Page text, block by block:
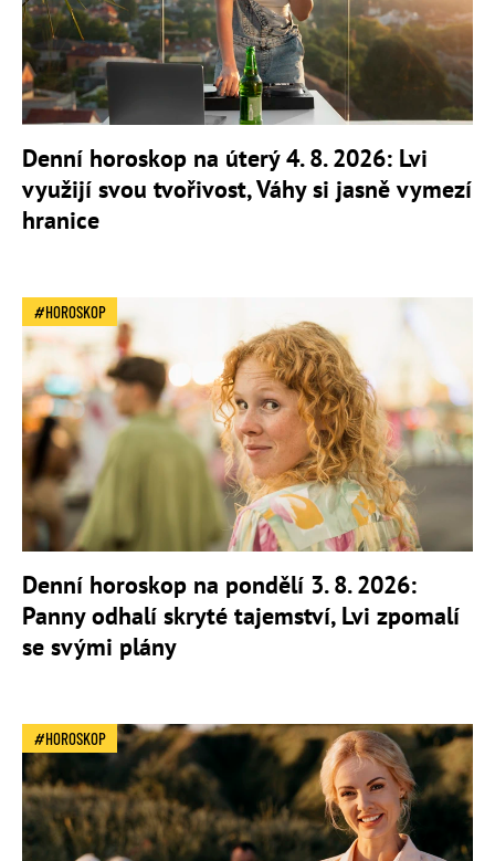
Denní horoskop na úterý 4. 8. 2026: Lvi
využijí svou tvořivost, Váhy si jasně vymezí
hranice
HOROSKOP
Denní horoskop na pondělí 3. 8. 2026:
Panny odhalí skryté tajemství, Lvi zpomalí
se svými plány
HOROSKOP